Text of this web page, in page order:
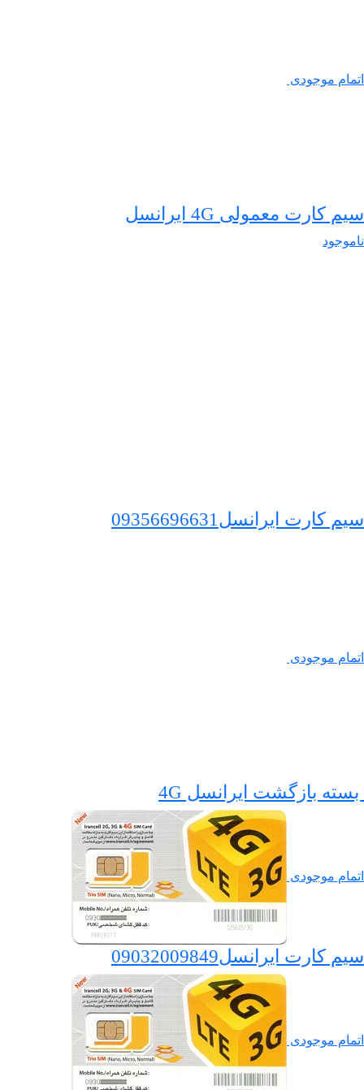
اتمام موجودی
سیم کارت معمولی 4G ایرانسل
ناموجود
سیم کارت ایرانسل09356696631
اتمام موجودی
بسته بازگشت ایرانسل 4G
اتمام موجودی
سیم کارت ایرانسل09032009849
اتمام موجودی